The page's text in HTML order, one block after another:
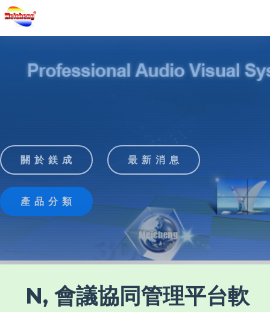
關 於 鎂 成 最 新 消 息
產 品 分 類
N, 會議協同管理平台軟